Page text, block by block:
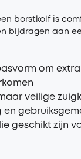
borstkolf is
bijdragen aan
om
veilige
en
geschikt zijn